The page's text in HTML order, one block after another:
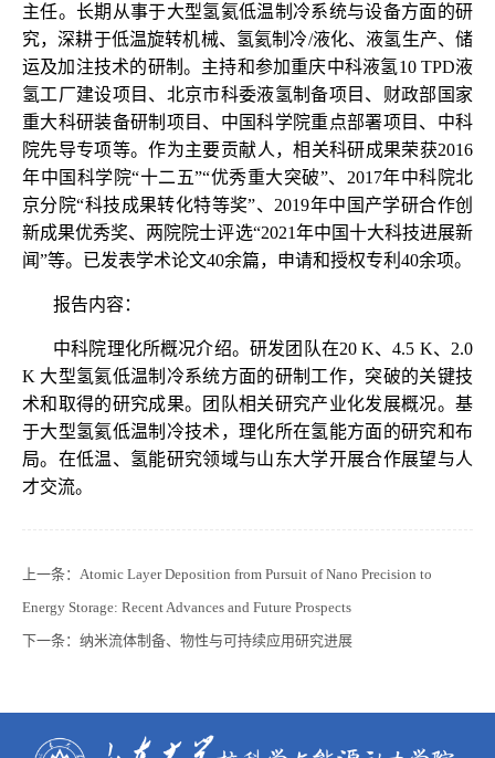
主任。长期从事于大型氢氦低温制冷系统与设备方面的研
究，深耕于低温旋转机械、氢氦制冷/液化、液氢生产、储
运及加注技术的研制。主持和参加重庆中科液氢10 TPD液
氢工厂建设项目、北京市科委液氢制备项目、财政部国家
重大科研装备研制项目、中国科学院重点部署项目、中科
院先导专项等。作为主要贡献人，相关科研成果荣获2016
年中国科学院“十二五”“优秀重大突破”、2017年中科院北
京分院“科技成果转化特等奖”、2019年中国产学研合作创
新成果优秀奖、两院院士评选“2021年中国十大科技进展新
闻”等。已发表学术论文40余篇，申请和授权专利40余项。
报告内容：
中科院理化所概况介绍。研发团队在20 K、4.5 K、2.0
K 大型氢氦低温制冷系统方面的研制工作，突破的关键技
术和取得的研究成果。团队相关研究产业化发展概况。基
于大型氢氦低温制冷技术，理化所在氢能方面的研究和布
局。在低温、氢能研究领域与山东大学开展合作展望与人
才交流。
上一条： Atomic Layer Deposition from Pursuit of Nano Precision to
Energy Storage: Recent Advances and Future Prospects
下一条： 纳米流体制备、物性与可持续应用研究进展